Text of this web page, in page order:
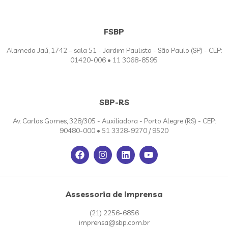
FSBP
Alameda Jaú, 1742 – sala 51 - Jardim Paulista - São Paulo (SP) - CEP:
01420-006 • 11 3068-8595
SBP-RS
Av. Carlos Gomes, 328/305 - Auxiliadora - Porto Alegre (RS) - CEP:
90480-000 • 51 3328-9270 / 9520
Assessoria de Imprensa
(21) 2256-6856
imprensa@sbp.com.br